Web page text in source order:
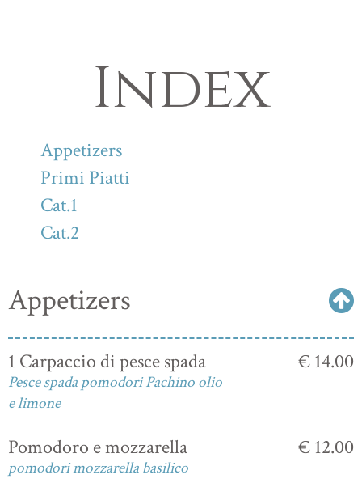
Index
Appetizers
Primi Piatti
Cat.1
Cat.2
Appetizers
1 Carpaccio di pesce spada
Pesce spada pomodori Pachino olio
e limone
€ 14.00
Pomodoro e mozzarella
pomodori mozzarella basilico
€ 12.00